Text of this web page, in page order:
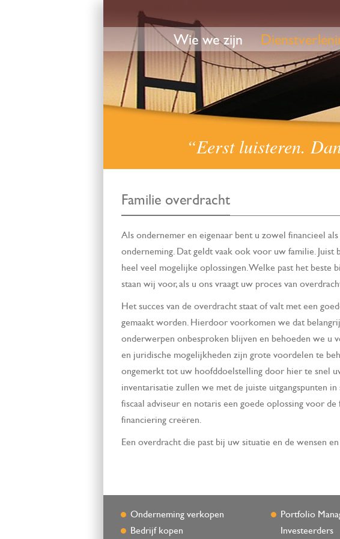
Wie we zijn
“Eerst luisteren.
Familie overdracht
Als ondernemer en eigenaar bent u zowel financieel
onderneming. Dat geldt vaak ook voor uw familie.
heel veel mogelijke oplossingen. Welke past het beste
staan wij voor, als u ons vraagt uw proces van
Het succes van de overdracht staat of valt met een
gemaakt worden. Hierdoor voorkomen we dat
onderwerpen onbesproken blijven en behoeden we u
en juridische mogelijkheden zijn grote voordelen te
ongemerkt tot uw hoofddoelstelling door hier te snel
inventarisatie zullen we met de juiste uitgangspunten
fiscaal adviseur en notaris een goede oplossing voor
financiering creëren.
Een overdracht die past bij uw situatie en de wensen
Onderneming verkopen
Bedrijf kopen
Portfolio
Investeerders